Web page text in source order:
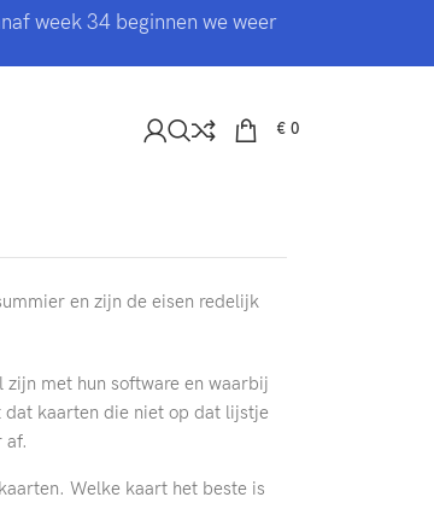
week 34 beginnen we weer
€ 0
en zijn de eisen redelijk
met hun software en waarbij
dat kaarten die niet op dat lijstje
af.
Welke kaart het beste is